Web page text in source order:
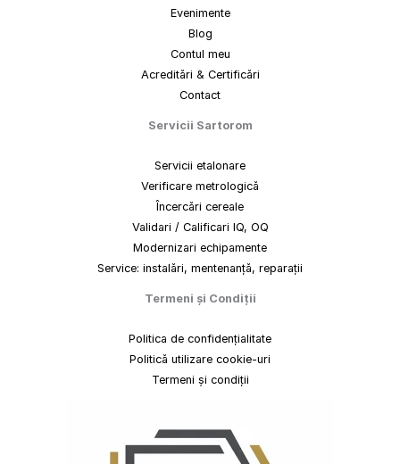
Evenimente
Blog
Contul meu
Acreditări & Certificări
Contact
Servicii Sartorom
Servicii etalonare
Verificare metrologică
Încercări cereale
Validari / Calificari IQ, OQ
Modernizari echipamente
Service: instalări, mentenanță, reparații
Termeni și Condiții
Politica de confidențialitate
Politică utilizare cookie-uri
Termeni și condiții